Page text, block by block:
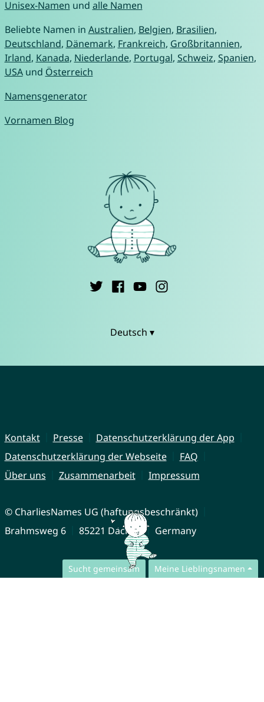
Sucht gemeinsam Meine Lieblingsnamen
Unisex-Namen und alle Namen
Beliebte Namen in Australien, Belgien, Brasilien,
Deutschland, Dänemark, Frankreich, Großbritannien,
Irland, Kanada, Niederlande, Portugal, Schweiz, Spanien,
USAund Österreich
Namensgenerator
Vornamen Blog
Deutsch ▾
Kontakt Presse
Datenschutzerklärung der App
Datenschutzerklärung der Webseite
FAQ
Über uns
Zusammenarbeit Impressum
© CharliesNames UG (haftungsbeschränkt)
Brahmsweg 6
85221 Dachau Germany